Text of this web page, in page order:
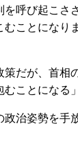
呼び起こ
ことになり
だが、首相
ことになる」
治姿勢を手